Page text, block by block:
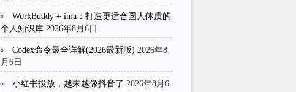
WorkBuddy + ima：打造更适合国人体质的
个人知识库 2026年8月6日
Codex命令最全详解(2026最新版) 2026年8
月6日
小红书投放，越来越像抖音了 2026年8月6